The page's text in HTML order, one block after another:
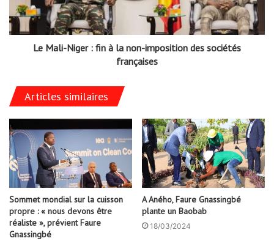
Le Mali-Niger : fin à la non-imposition des sociétés
françaises
Articles similaires
Sommet mondial sur la cuisson
propre : « nous devons être
réaliste », prévient Faure
Gnassingbé
A Aného, Faure Gnassingbé
plante un Baobab
18/03/2024